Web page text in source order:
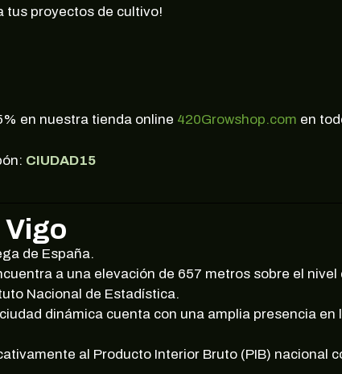
tus proyectos de cultivo!
en nuestra tienda online 420Growshop.com en
CIUDAD15
Vigo
de España.
a una elevación de 657 metros sobre el nivel
Nacional de Estadística.
dinámica cuenta con una amplia presencia en
al Producto Interior Bruto (PIB) nacional